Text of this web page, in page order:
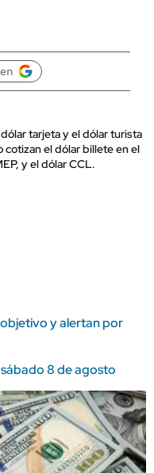
tarjeta y el dólar turista
cotizan el dólar billete en el
y el dólar CCL.
y alertan por
8 de agosto